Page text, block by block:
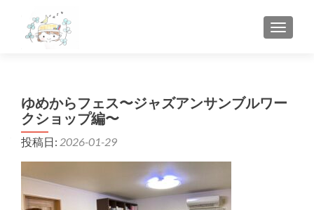
ナビゲ
ゆめからフェス〜ジャズアンサンブルワー
クショップ編〜
投稿日: 2026-01-29